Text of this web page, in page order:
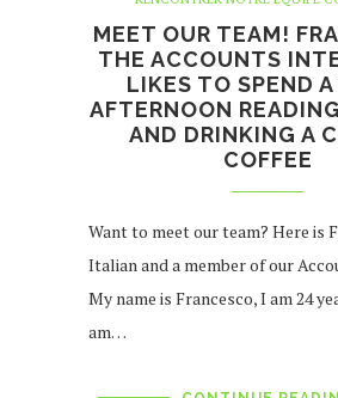
MEET OUR TEAM!
THE ACCOUNTS
LIKES TO SPEND
AFTERNOON
AND DRINKING A
COFFEE
Want to meet our team? Here is
Italian and a member of our
My name is Francesco, I am 24
am…